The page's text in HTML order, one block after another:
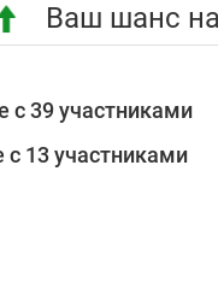
Ваш шанс
с 39 участниками
с 13 участниками